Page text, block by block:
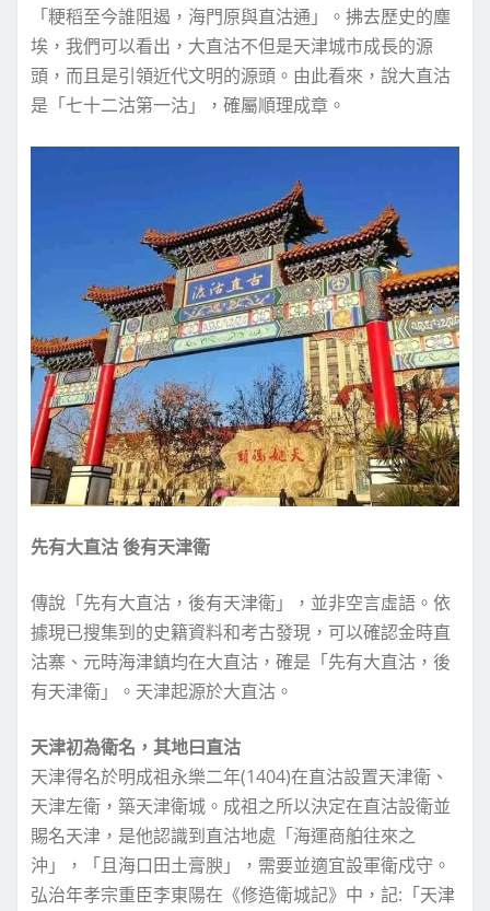
「粳稻至今誰阻遏，海門原與直沽通」。拂去歷史的塵
埃，我們可以看出，大直沽不但是天津城市成長的源
頭，而且是引領近代文明的源頭。由此看來，說大直沽
是「七十二沽第一沽」，確屬順理成章。
先有大直沽 後有天津衛
傳說「先有大直沽，後有天津衛」，並非空言虛語。依
據現已搜集到的史籍資料和考古發現，可以確認金時直
沽寨、元時海津鎮均在大直沽，確是「先有大直沽，後
有天津衛」。天津起源於大直沽。
天津初為衛名，其地曰直沽
天津得名於明成祖永樂二年(1404)在直沽設置天津衛、
天津左衛，築天津衛城。成祖之所以決定在直沽設衛並
賜名天津，是他認識到直沽地處「海運商舶往來之
沖」，「且海口田土膏腴」，需要並適宜設軍衛戍守。
弘治年孝宗重臣李東陽在《修造衛城記》中，記:「天津